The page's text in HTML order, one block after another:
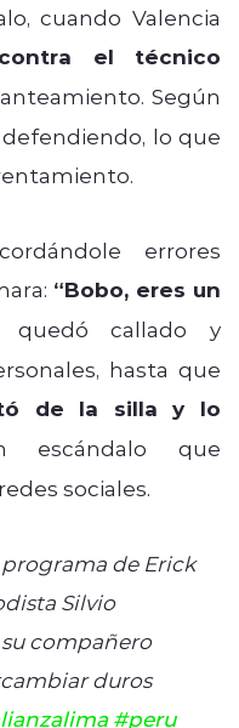
cuando Valencia
el técnico
Según
lo que
errores
“Bobo, eres un
callado y
hasta que
de la silla y lo
escándalo que
sociales.
de Erick
Silvio
compañero
duros
#peru